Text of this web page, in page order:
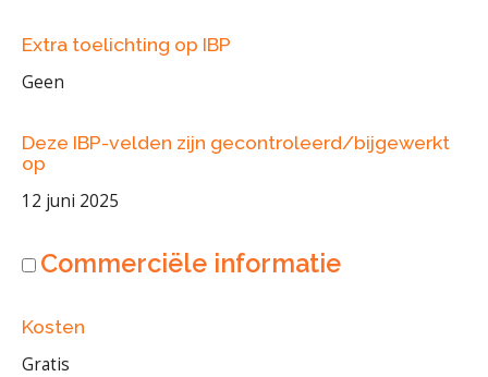
Extra toelichting op IBP
Geen
Deze IBP-velden zijn gecontroleerd/bijgewerkt
op
12 juni 2025
Commerciële informatie
Kosten
Gratis